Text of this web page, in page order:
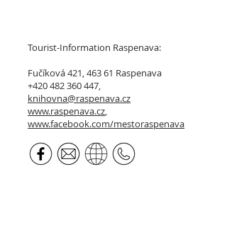
Tourist-Information Raspenava:
Fučíková 421, 463 61 Raspenava
+420 482 360 447,
knihovna@raspenava.cz
www.raspenava.cz,
www.facebook.com/mestoraspenava